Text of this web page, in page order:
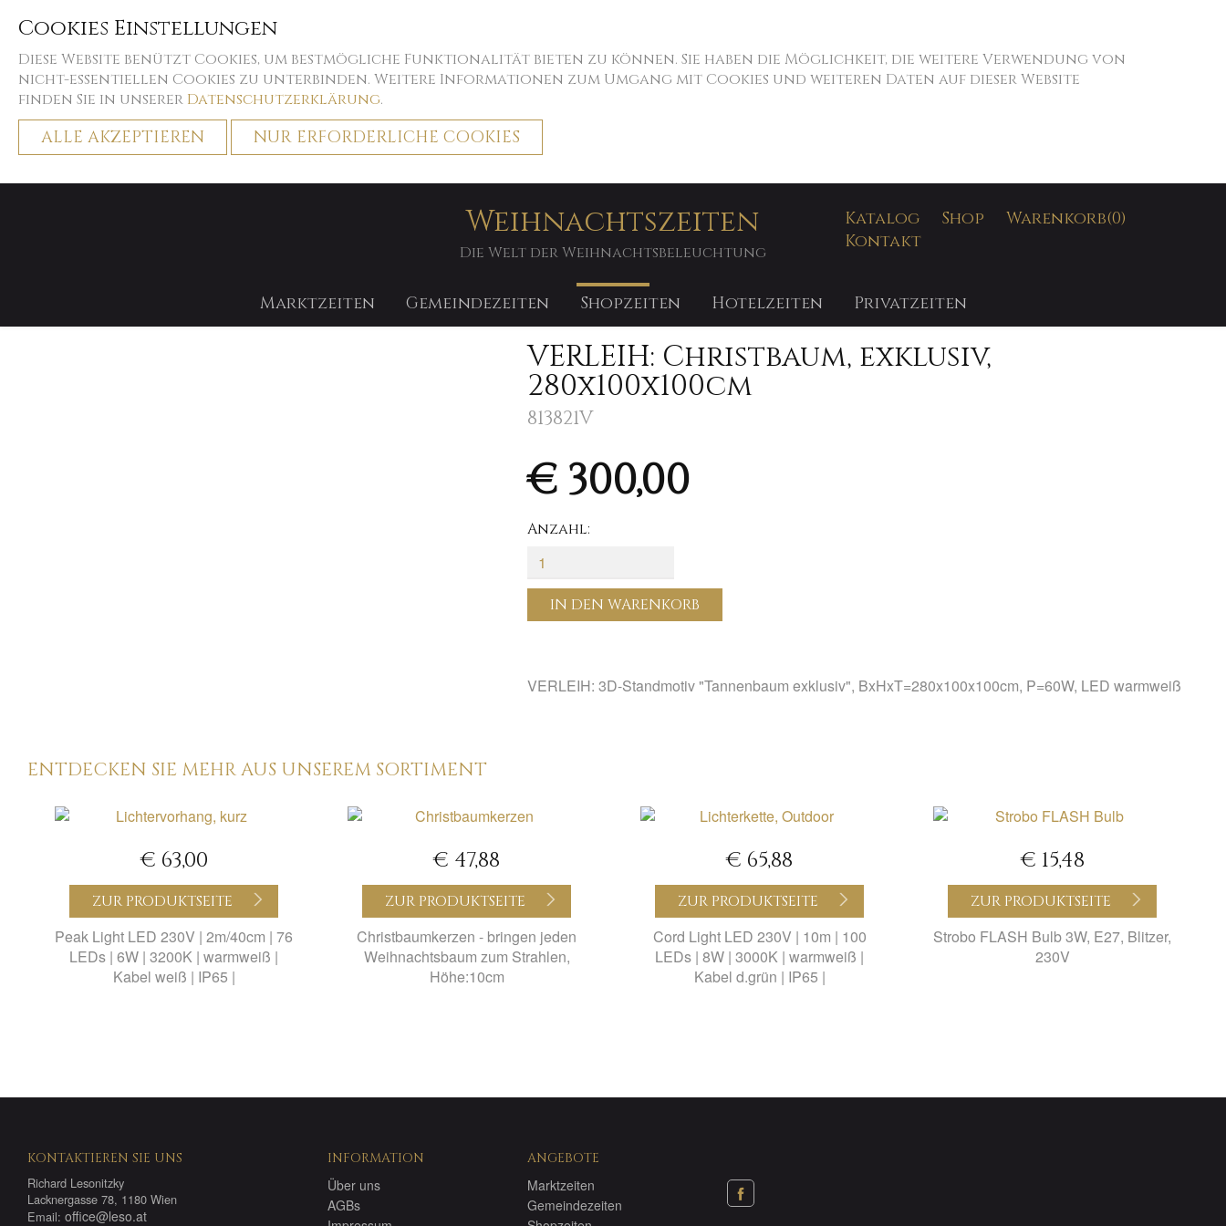
Cookies Einstellungen
Diese Website benützt Cookies, um bestmögliche Funktionalität bieten zu können. Sie haben die Möglichkeit, die weitere Verwendung von
nicht-essentiellen Cookies zu unterbinden. Weitere Informationen zum Umgang mit Cookies und weiteren Daten auf dieser Website
finden Sie in unserer Datenschutzerklärung.
ALLE AKZEPTIEREN NUR ERFORDERLICHE COOKIES
Weihnachtszeiten
Die Welt der Weihnachtsbeleuchtung
Katalog Shop Warenkorb(0)
Kontakt
Marktzeiten Gemeindezeiten Shopzeiten Hotelzeiten Privatzeiten
VERLEIH: Christbaum, exklusiv,
280x100x100cm
813821V
€ 300,00
Anzahl:
IN DEN WARENKORB
VERLEIH: 3D-Standmotiv "Tannenbaum exklusiv", BxHxT=280x100x100cm, P=60W, LED warmweiß
ENTDECKEN SIE MEHR AUS UNSEREM SORTIMENT
€ 63,00
ZUR PRODUKTSEITE
Peak Light LED 230V | 2m/40cm | 76
LEDs | 6W | 3200K | warmweiß |
Kabel weiß | IP65 |
€ 47,88
ZUR PRODUKTSEITE
Christbaumkerzen - bringen jeden
Weihnachtsbaum zum Strahlen,
Höhe:10cm
€ 65,88
ZUR PRODUKTSEITE
Cord Light LED 230V | 10m | 100
LEDs | 8W | 3000K | warmweiß |
Kabel d.grün | IP65 |
€ 15,48
ZUR PRODUKTSEITE
Strobo FLASH Bulb 3W, E27, Blitzer,
230V
KONTAKTIEREN SIE UNS
Richard Lesonitzky
Lacknergasse 78, 1180 Wien
Email: office@leso.at
INFORMATION
Über uns
AGBs
ANGEBOTE
Marktzeiten
Gemeindezeiten